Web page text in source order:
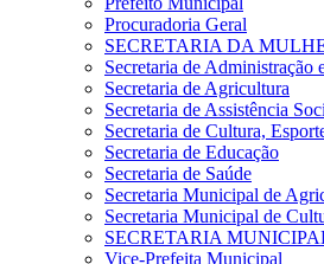
Procuradoria Geral
SECRETARIA DA
Secretaria de Administração
Secretaria de Agricultura
Secretaria de Assistência
Secretaria de Cultura,
Secretaria de Educação
Secretaria de Saúde
Secretaria Municipal de
Secretaria Municipal de
SECRETARIA
Vice-Prefeita Municipal